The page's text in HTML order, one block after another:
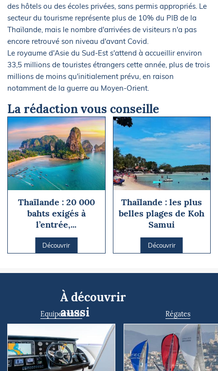
des hôtels ou des écoles privées, sans permis appropriés. Le
secteur du tourisme représente plus de 10% du PIB de la
Thaïlande, mais le nombre d'arrivées de visiteurs n'a pas
encore retrouvé son niveau d'avant Covid.
Le royaume d'Asie du Sud-Est s'attend à accueillir environ
33,5 millions de touristes étrangers cette année, plus de trois
millions de moins qu'initialement prévu, en raison
notamment de la guerre au Moyen-Orient.
La rédaction vous conseille
Thaïlande : 20 000
bahts exigés à
l’entrée,...
Découvrir
Thaïlande : les plus
belles plages de Koh
Samui
Découvrir
À découvrir
aussi
Equipements Régates